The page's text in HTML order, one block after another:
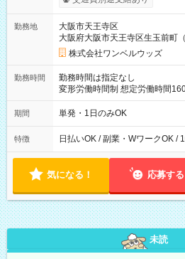
勤務地
大阪市天王寺区
大阪府大阪市天王寺区生玉前町
株式会社ワンベルウッズ
勤務時間
勤務時間は指定なし
変形労働時間制 想定労働時間160時間/月 【シフト
00～20：00
期間 単発・1日のみOK
特徴 日払いOK / 副業・WワークOK /
気になる！ 応募する
未読